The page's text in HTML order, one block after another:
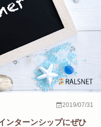
2019/07/31
ンターンシップにぜひ